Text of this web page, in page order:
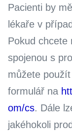
Pacienti by
lékaře v
Pokud chcete
spojenou s
můžete
formulář na
om/cs. Dále
jakéhokoli